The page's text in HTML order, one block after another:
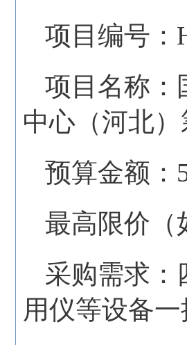
项目编号：
项目名称：
中心（河北
预算金额：
最高限价（
采购需求：
用仪等设备